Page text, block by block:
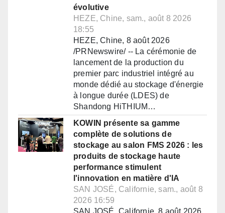
évolutive
HEZE, Chine, sam., août 8 2026
18:55
HEZE, Chine, 8 août 2026
/PRNewswire/ -- La cérémonie de
lancement de la production du
premier parc industriel intégré au
monde dédié au stockage d'énergie
à longue durée (LDES) de
Shandong HiTHIUM…
KOWIN présente sa gamme
complète de solutions de
stockage au salon FMS 2026 : les
produits de stockage haute
performance stimulent
l'innovation en matière d'IA
SAN JOSÉ, Californie, sam., août 8
2026 16:59